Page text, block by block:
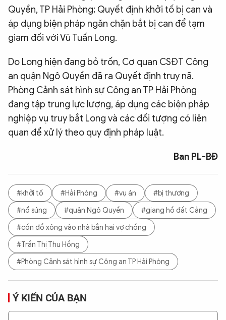
Quyền, TP Hải Phòng; Quyết định khởi tố bị can và
áp dụng biện pháp ngăn chặn bắt bị can để tạm
giam đối với Vũ Tuấn Long.
Do Long hiện đang bỏ trốn, Cơ quan CSĐT Công
an quận Ngô Quyền đã ra Quyết định truy nã.
Phòng Cảnh sát hình sự Công an TP Hải Phòng
đang tập trung lực lượng, áp dụng các biện pháp
nghiệp vụ truy bắt Long và các đối tượng có liên
quan để xử lý theo quy định pháp luật.
Ban PL-BĐ
#khởi tố #Hải Phòng #vụ án
#bị thương
#nổ súng
#quận Ngô Quyền
#giang hồ đất Cảng
#cồn đồ xông vào nhà bắn hai vợ chồng
#Trần Thị Thu Hồng
#Phòng Cảnh sát hình sự Công an TP Hải Phòng
Ý KIẾN CỦA BẠN